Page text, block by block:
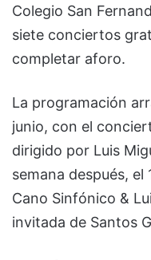
Colegio San
siete conciertos
completar aforo.
La programación
junio, con el
dirigido por Luis
semana después, el
Cano Sinfónico &
invitada de Santos